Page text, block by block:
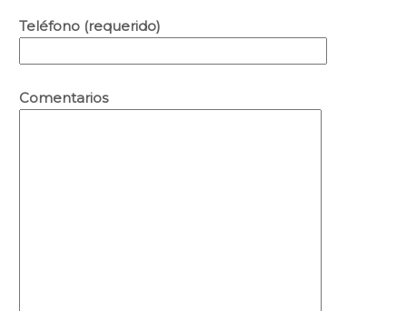
Teléfono (requerido)
Comentarios